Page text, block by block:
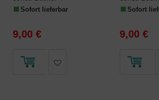
Sofort lieferbar
9,00 €
Sofort
9,00 €